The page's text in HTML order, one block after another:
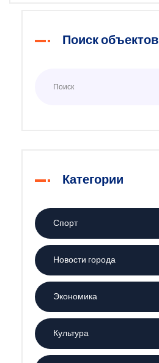
Поиск объектов
Категории
Спорт
Новости города
Экономика
Культура